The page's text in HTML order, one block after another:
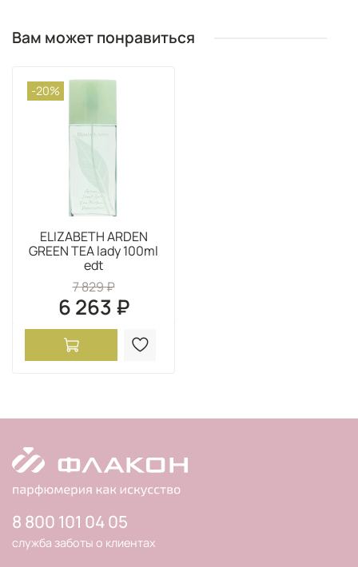
Вам может понравиться
-20%
ELIZABETH ARDEN
GREEN TEA lady 100ml
edt
7 829 ₽
6 263 ₽
8 800 101 04 05
служба заботы о клиентах